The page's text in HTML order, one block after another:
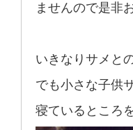
ませんので是非
いきなりサメと
でも小さな子供
寝ているところ